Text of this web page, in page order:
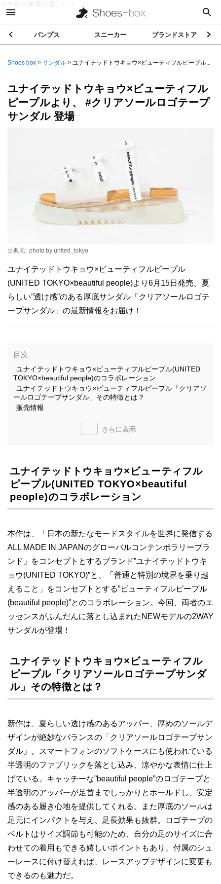
ステルス家電が楽しい！
パンプス スニーカー ブランドストア
Shoes box > サンダル > ユナイテッドトウキョウ×ビューティフルピープル...
ユナイテッドトウキョウ×ビューティフル
ピープルより、 #クリアソールロゴテープ
サンダル 登場
出典元: photo by united_tokyo
ユナイテッドトウキョウ×ビューティフルピープル
(UNITED TOKYO×beautiful people)より6月15日発売、夏
らしい”透け感”のある厚底サンダル「クリアソールロゴテ
ープサンダル」の最新情報をお届け！
目次
ユナイテッドトウキョウ×ビューティフルピープル(UNITED
TOKYO×beautiful people)のコラボレーション
ユナイテッドトウキョウ×ビューティフルピープル「クリアソ
ールロゴテープサンダル」その特徴とは？
販売情報
さらに表示
ユナイテッドトウキョウ×ビューティフル
ピープル(UNITED TOKYO×beautiful
people)のコラボレーション
本作は、「日本の新たなモードスタイルを世界に発信する
ALL MADE IN JAPANのグローバルコンテンポラリーブラ
ンド」をコンセプトとするブランド”ユナイテッドトウキ
ョウ(UNITED TOKYO)”と、「普通と特別の境界を乗り越
えること」をコンセプトとする”ビューティフルピープル
(beautiful people)”とのコラボレーション。今回、両者のエ
ッセンスがふんだんに落とし込まれたNEWモデルの2WAY
サンダルが登場！
ユナイテッドトウキョウ×ビューティフル
ピープル「クリアソールロゴテープサンダ
ル」その特徴とは？
新作は、夏らしい透け感のあるアッパー、厚めのソールデ
ザインが絶妙なバランスの「クリアソールロゴテープサン
ダル」。スマートフォンのソフトケースにも使われている
半透明のファブリックを落とし込み、涼やかな表情に仕上
げている。キャッチーな”beautiful people”のロゴテープと
半透明のアッパーが足首までしっかりとホールドし、安定
感のある履き心地を提供してくれる。また厚底のソールは
足元にインパクトを与え、足長効果も抜群。ロゴテープの
ベルトはサイズ調節も可能のため、自分の足のサイズに合
わせての着用もできる嬉しいポイントもあり、付属のシュ
ーレースに付け替えれば、レースアップデザインに変更も
できるのも魅力だ。